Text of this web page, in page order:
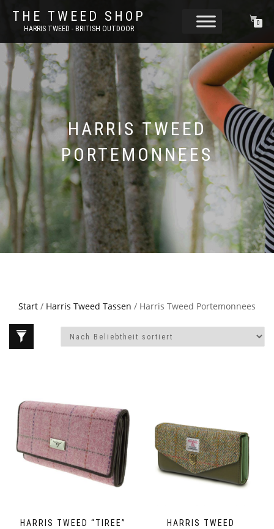
THE TWEED SHOP
HARRIS TWEED - BRITISH OUTDOOR
0
HARRIS TWEED
PORTEMONNEES
Start / Harris Tweed Tassen / Harris Tweed Portemonnees
HARRIS TWEED “TIREE”
HARRIS TWEED